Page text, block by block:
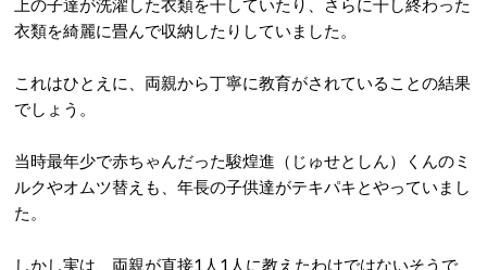
上の子達が洗濯した衣類を干していたり、さらに干し終わった
衣類を綺麗に畳んで収納したりしていました。
これはひとえに、両親から丁寧に教育がされていることの結果
でしょう。
当時最年少で赤ちゃんだった駿煌進（じゅせとしん）くんのミ
ルクやオムツ替えも、年長の子供達がテキパキとやっていまし
た。
しかし実は、両親が直接1人1人に教えたわけではないそうで